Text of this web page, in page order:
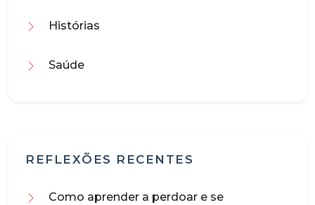
Histórias
Saúde
REFLEXÕES RECENTES
Como aprender a perdoar e se